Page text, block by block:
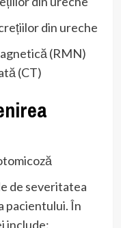
din ureche
(RMN)
(CT)
de severitatea
pacientului. În
include: